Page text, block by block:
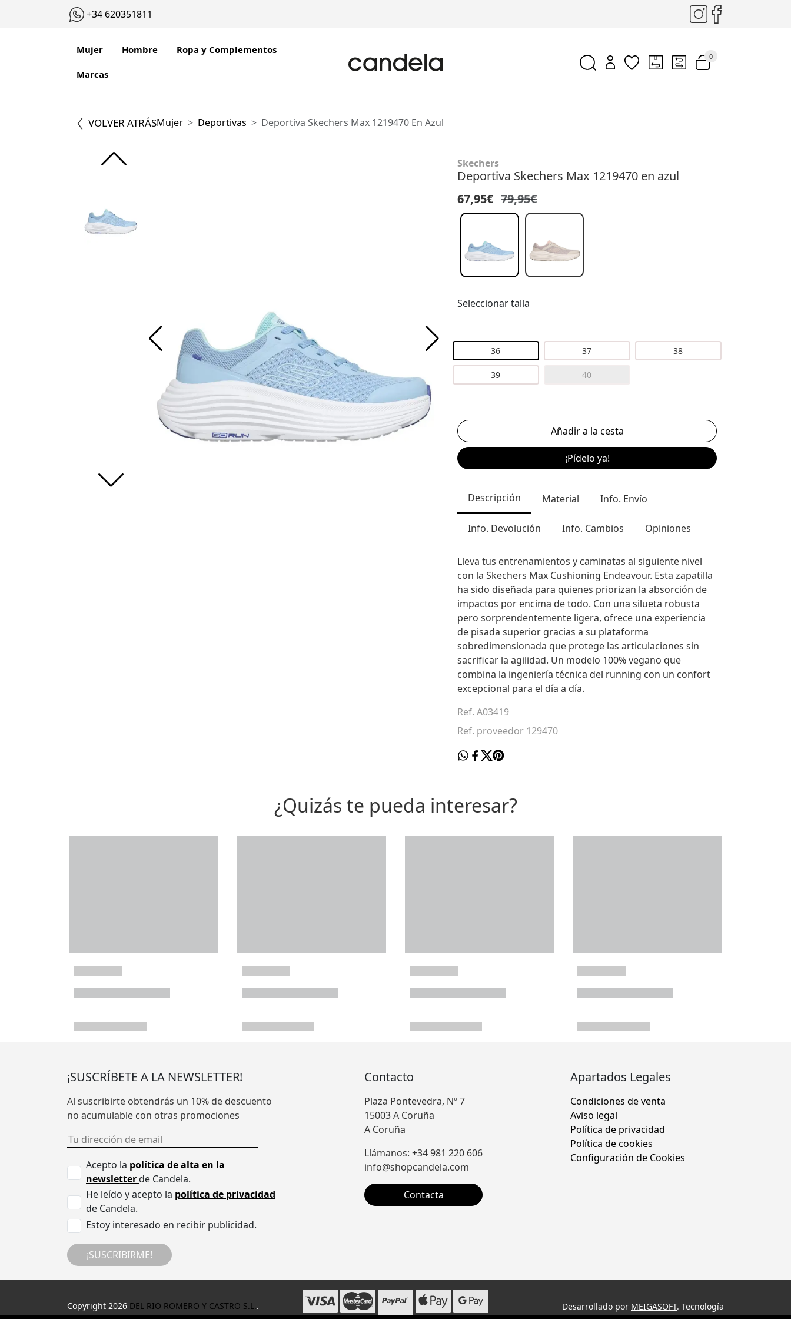
+34 620351811
Mujer Hombre Ropa y Complementos
Marcas
0
VOLVER ATRÁSMujer Deportivas Deportiva Skechers Max 1219470 En Azul
Skechers
Deportiva Skechers Max 1219470 en azul
67,95€ 79,95€
Seleccionar talla
36 37 38
39 40
¡Pídelo ya!
Descripción Material Info. Envío
Info. Devolución Info. Cambios Opiniones
Lleva tus entrenamientos y caminatas al siguiente nivel
con la Skechers Max Cushioning Endeavour. Esta zapatilla
ha sido diseñada para quienes priorizan la absorción de
impactos por encima de todo. Con una silueta robusta
pero sorprendentemente ligera, ofrece una experiencia
de pisada superior gracias a su plataforma
sobredimensionada que protege las articulaciones sin
sacrificar la agilidad. Un modelo 100% vegano que
combina la ingeniería técnica del running con un confort
excepcional para el día a día.
Ref. A03419
Ref. proveedor 129470
¿Quizás te pueda interesar?
¡SUSCRÍBETE A LA NEWSLETTER!
Al suscribirte obtendrás un 10% de descuento
no acumulable con otras promociones
Acepto la política de alta en la
newsletterde Candela.
He leído y acepto la política de privacidad
de Candela.
Estoy interesado en recibir publicidad.
¡SUSCRIBIRME!
Contacto
Plaza Pontevedra, Nº 7
15003 A Coruña
A Coruña
Llámanos: +34 981 220 606
info@shopcandela.com
Contacta
Apartados Legales
Condiciones de venta
Aviso legal
Política de privacidad
Política de cookies
Configuración de Cookies
Copyright 2026 DEL RIO ROMERO Y CASTRO S.L..
Desarrollado por MEIGASOFT. Tecnología